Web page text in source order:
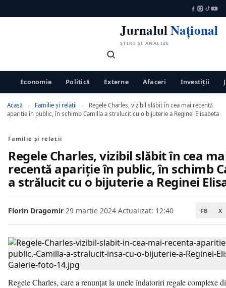
JurnalulNațional
ȘTIRI ȘI ANALIZE
Economie Politică Externe Afaceri Investiții
Acasă › Familie și relații ›
Regele Charles, vizibil slăbit în cea mai recentă
apariţie în public, în schimb Camilla a strălucit cu o bijuterie a Reginei Elisabeta
Familie și relații
Regele Charles, vizibil slăbit în cea
recentă apariţie în public, în schimb
a strălucit cu o bijuterie a Reginei
Florin Dragomir·29 martie 2024·Actualizat: 12:40 FB X
Regele Charles, care a renunțat la unele îndatoriri regale complexe